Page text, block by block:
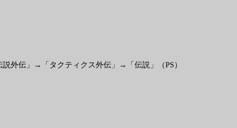
外伝」→「タクティクス外伝」→「伝説」（PS）